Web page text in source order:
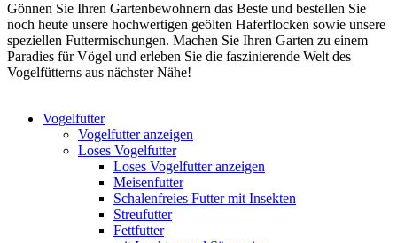
Gönnen Sie Ihren Gartenbewohnern das Beste und bestellen Sie
noch heute unsere hochwertigen geölten Haferflocken sowie unsere
speziellen Futtermischungen. Machen Sie Ihren Garten zu einem
Paradies für Vögel und erleben Sie die faszinierende Welt des
Vogelfütterns aus nächster Nähe!
Vogelfutter
Vogelfutter anzeigen
Loses Vogelfutter
Loses Vogelfutter anzeigen
Meisenfutter
Schalenfreies Futter mit Insekten
Streufutter
Fettfutter